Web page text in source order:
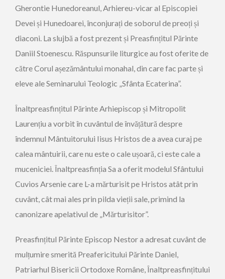
Gherontie Hunedoreanul, Arhiereu-vicar al Episcopiei
Devei și Hunedoarei, înconjurați de soborul de preoți și
diaconi. La slujbă a fost prezent și Preasfințitul Părinte
Daniil Stoenescu. Răspunsurile liturgice au fost oferite de
către Corul așezământului monahal, din care fac parte și
eleve ale Seminarului Teologic „Sfânta Ecaterina”.
Înaltpreasfințitul Părinte Arhiepiscop și Mitropolit
Laurențiu a vorbit în cuvântul de învățătură despre
îndemnul Mântuitorului Iisus Hristos de a avea curaj pe
calea mântuirii, care nu este o cale ușoară, ci este cale a
muceniciei. Înaltpreasfinția Sa a oferit modelul Sfântului
Cuvios Arsenie care L-a mărturisit pe Hristos atât prin
cuvânt, cât mai ales prin pilda vieții sale, primind la
canonizare apelativul de „Mărturisitor”.
Preasfințitul Părinte Episcop Nestor a adresat cuvânt de
mulțumire smerită Preafericitului Părinte Daniel,
Patriarhul Bisericii Ortodoxe Române, Înaltpreasfințitului